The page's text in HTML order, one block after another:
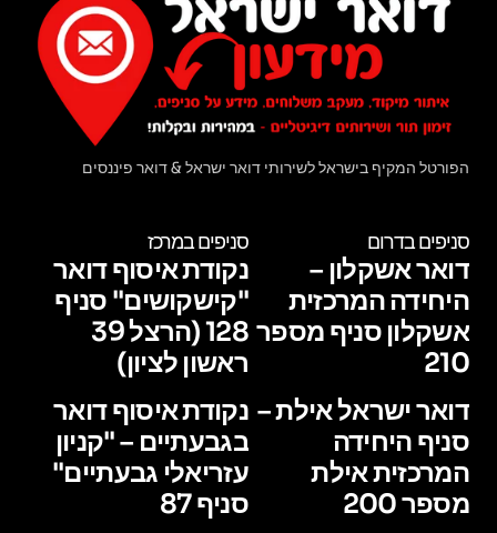
הפורטל המקיף בישראל לשירותי דואר ישראל & דואר פיננסים
סניפים בדרום
דואר אשקלון –
היחידה המרכזית
אשקלון סניף מספר
210
דואר ישראל אילת –
סניף היחידה
המרכזית אילת
מספר 200
סניפים במרכז
נקודת איסוף דואר
"קישקושים" סניף
128 (הרצל 39
ראשון לציון)
נקודת איסוף דואר
בגבעתיים – "קניון
עזריאלי גבעתיים"
סניף 87